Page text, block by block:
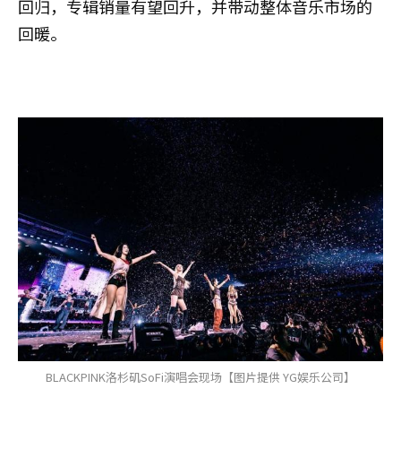
回归，专辑销量有望回升，并带动整体音乐市场的
回暖。
BLACKPINK洛杉矶SoFi演唱会现场【图片提供 YG娱乐公司】